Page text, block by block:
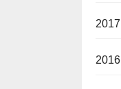
2017
2016